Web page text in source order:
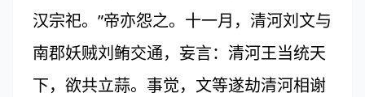
汉宗祀。”帝亦怨之。十一月，清河刘文与
南郡妖贼刘鲔交通，妄言：清河王当统天
下，欲共立蒜。事觉，文等遂劫清河相谢